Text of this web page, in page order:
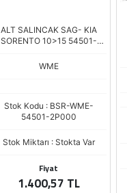
ALT SALINCAK SAG- KIA
SORENTO 10>15 54501-
WME
Stok Kodu : BSR-WME-
54501-2P000
Stok Miktarı : Stokta Var
Fiyat
1.400,57 TL